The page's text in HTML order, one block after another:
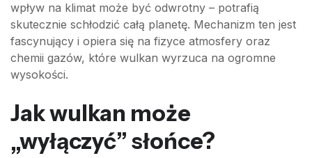
wpływ na klimat może być odwrotny – potrafią
skutecznie schłodzić całą planetę. Mechanizm ten jest
fascynujący i opiera się na fizyce atmosfery oraz
chemii gazów, które wulkan wyrzuca na ogromne
wysokości.
Jak wulkan może
„wyłączyć” słońce?